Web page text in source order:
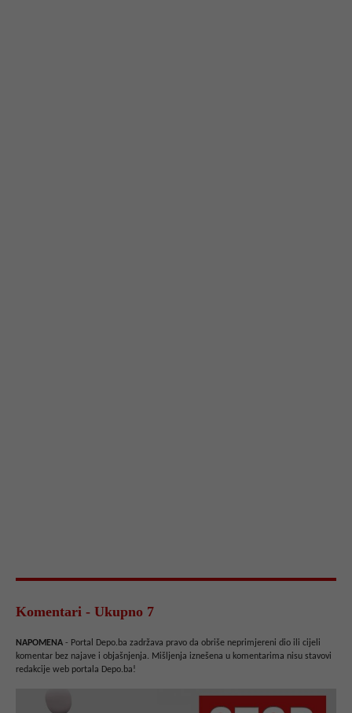
Komentari - Ukupno 7
NAPOMENA - Portal Depo.ba zadržava pravo da obriše neprimjereni dio ili cijeli
komentar bez najave i objašnjenja. Mišljenja iznešena u komentarima nisu stavovi
redakcije web portala Depo.ba!